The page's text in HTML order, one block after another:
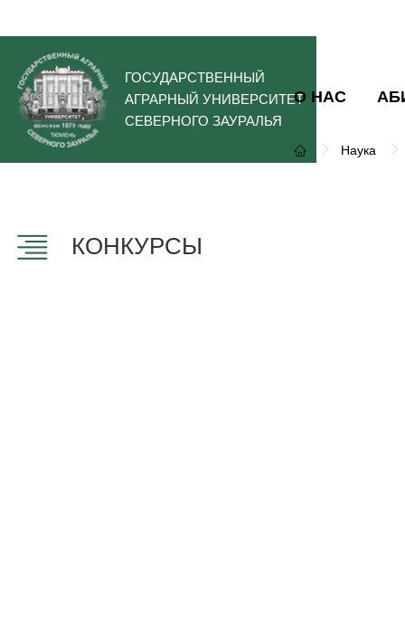
ГОСУДАРСТВЕННЫЙ
АГРАРНЫЙ УНИВЕРСИТЕТ
СЕВЕРНОГО ЗАУРАЛЬЯ
О НАС
Наука
КОНКУРСЫ